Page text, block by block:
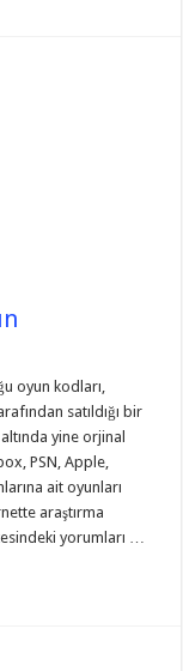
oyun kodları,
satıldığı bir
yine orjinal
PSN, Apple,
ait oyunları
araştırma
yorumları …